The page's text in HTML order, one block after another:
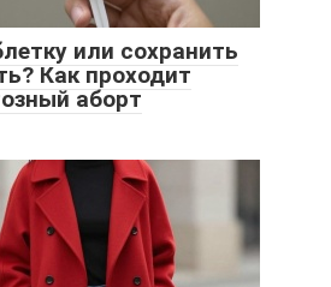
или сохранить
Как проходит
аборт